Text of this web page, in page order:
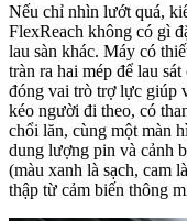
Nếu chỉ nhìn lướt quá,
FlexReach không có gì
lau sàn khác. Máy có
tràn ra hai mép để lau
đóng vai trò trợ lực giúp
kéo người đi theo, có
chổi lăn, cùng một màn
dung lượng pin và cảnh
(màu xanh là sạch, cam
thập từ cảm biến thông